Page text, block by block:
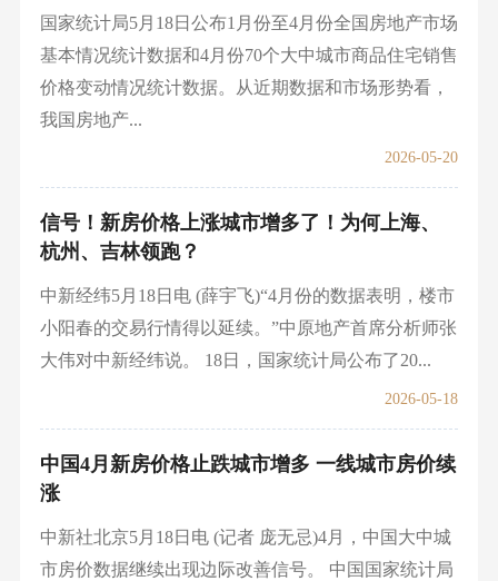
国家统计局5月18日公布1月份至4月份全国房地产市场
基本情况统计数据和4月份70个大中城市商品住宅销售
价格变动情况统计数据。从近期数据和市场形势看，
我国房地产...
2026-05-20
信号！新房价格上涨城市增多了！为何上海、
杭州、吉林领跑？
中新经纬5月18日电 (薛宇飞)“4月份的数据表明，楼市
小阳春的交易行情得以延续。”中原地产首席分析师张
大伟对中新经纬说。 18日，国家统计局公布了20...
2026-05-18
中国4月新房价格止跌城市增多 一线城市房价续
涨
中新社北京5月18日电 (记者 庞无忌)4月，中国大中城
市房价数据继续出现边际改善信号。 中国国家统计局